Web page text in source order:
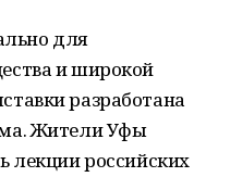
для
и широкой
разработана
Жители Уфы
лекции российских